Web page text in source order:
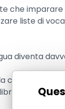
che imparare
liste di
diventa
può